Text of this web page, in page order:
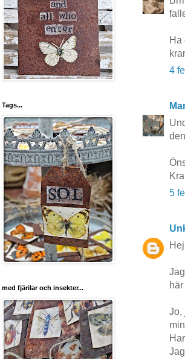
Ha
4
5
Jo,
Tags...
med fjärilar och insekter...